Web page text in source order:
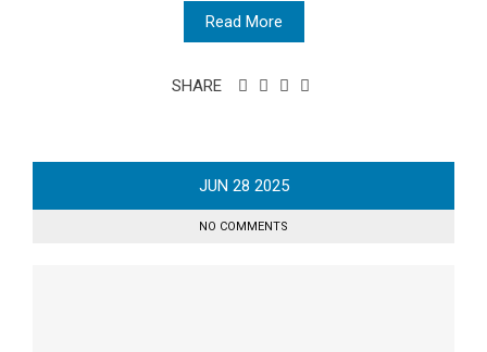
Read More
SHARE
JUN 28 2025
NO COMMENTS